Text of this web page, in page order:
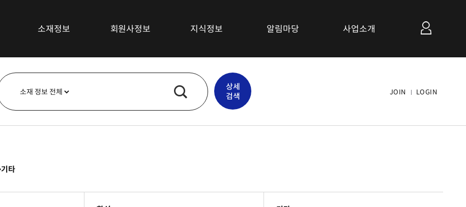
소재정보
섬유소재
복합재료
플라스틱소재
회원사정보 지식정보
최신뉴스
기술/시장동향
특허정보
심층보고서
알림마당 사업소개
상세
검색
JOIN LOGIN
기타